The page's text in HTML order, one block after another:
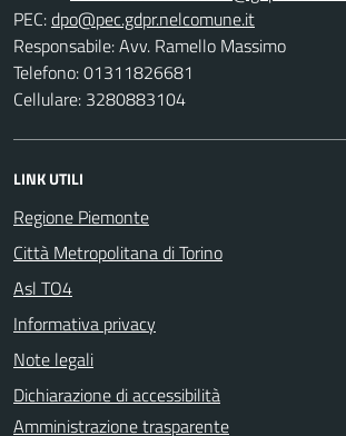
PEC:
Responsabile: Avv. Ramello Massimo
Telefono: 01311826681
Cellulare: 3280883104
LINK UTILI
Regione Piemonte
Città Metropolitana di Torino
Asl TO4
Informativa privacy
Note legali
Dichiarazione di accessibilità
Amministrazione trasparente